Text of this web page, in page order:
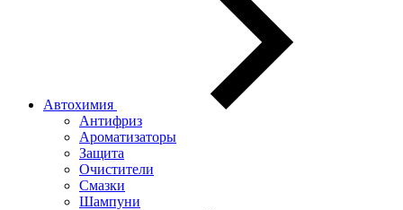
Автохимия
Антифриз
Ароматизаторы
Защита
Очистители
Смазки
Шампуни